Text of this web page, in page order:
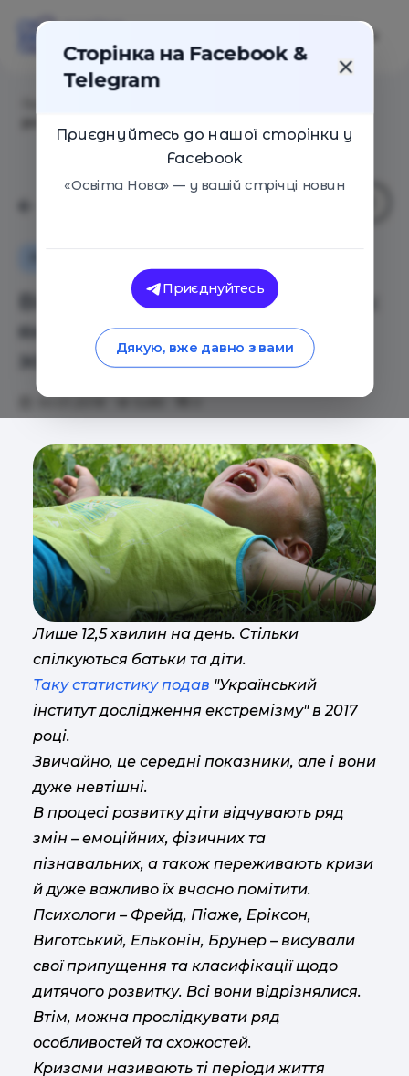
Вікові кризи в житті дитини:
як розпізнати та чим
зарадити?
30.01.2018 5285 0
Лише 12,5 хвилин на день. Стільки
спілкуються батьки та діти.
Таку статистику подав "Український
інститут дослідження екстремізму" в 2017
році.
Звичайно, це середні показники, але і вони
дуже невтішні.
В процесі розвитку діти відчувають ряд
змін – емоційних, фізичних та
пізнавальних, а також переживають кризи
й дуже важливо їх вчасно помітити.
Психологи – Фрейд, Піаже, Еріксон,
Виготський, Ельконін, Брунер – висували
свої припущення та класифікації щодо
дитячого розвитку. Всі вони відрізнялися.
Втім, можна прослідкувати ряд
особливостей та схожостей.
Кризами називають ті періоди життя
Сторінка на Facebook &
Telegram
Приєднуйтесь до нашої сторінки у
Facebook
«Освіта Нова» — у вашій стрічці новин
Приєднуйтесь
Дякую, вже давно з вами